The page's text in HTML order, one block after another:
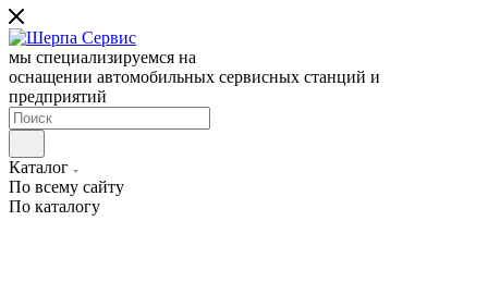
мы специализируемся на
оснащении автомобильных сервисных станций и
предприятий
Каталог
По всему сайту
По каталогу